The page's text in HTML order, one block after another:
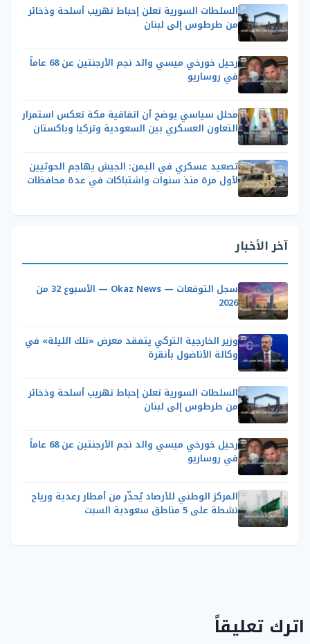
السلطات السورية تعلن إحباط تهريب أسلحة وذخائر
من طرطوس إلى لبنان
رحيل خورخي ميسي والد نجم الأرجنتين عن 68 عاماً
في روساريو
محلل سياسي يوضح أن اتفاقية مكة تعكس استمرار
التعاون العسكري بين السعودية وتركيا وباكستان
تصعيد عسكري في اليمن: الجيش يهاجم الحوثيين
لأول مرة منذ سنوات واشتباكات في عدة محافظات
آخر الأخبار
سجل التوقعات — Okaz News — الأسبوع 32 من
2026
وزير الخارجية التركي يتفقد معرض «تلك الليلة» في
وكالة الأناضول بأنقرة
السلطات السورية تعلن إحباط تهريب أسلحة وذخائر
من طرطوس إلى لبنان
رحيل خورخي ميسي والد نجم الأرجنتين عن 68 عاماً
في روساريو
المركز الوطني للأرصاد يُحذّر من أمطار رعدية ورياح
نشطة على 5 مناطق سعودية السبت
اترك تعليقاً